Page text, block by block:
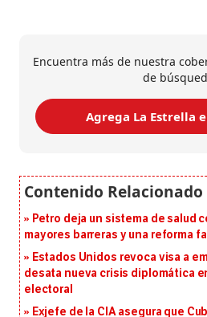
Encuentra más de nuestra
de
Agrega La Estrella
Petro deja un sistema de salud
mayores barreras y una reforma
Estados Unidos revoca visa a
desata nueva crisis diplomática
electoral
Exjefe de la CIA asegura que